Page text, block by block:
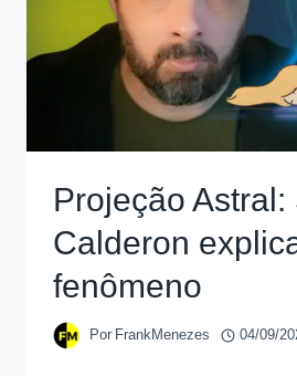
Projeção Astral:
Calderon
fenômeno
Por FrankMenezes 04/09/